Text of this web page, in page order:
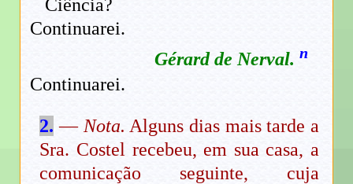
Ciência?
Continuarei.
Gérard de Nerval. n
Continuarei.
2. — Nota. Alguns dias mais tarde a
Sra. Costel recebeu, em sua casa, a
comunicação seguinte, cuja